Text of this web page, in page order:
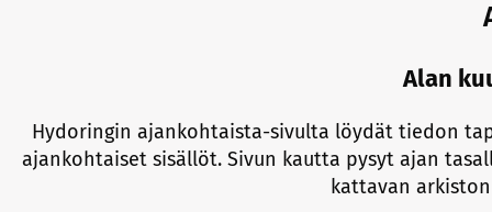
Alan
Hydoringin ajankohtaista-sivulta löydät tiedon
ajankohtaiset sisällöt. Sivun kautta pysyt ajan
kattavan